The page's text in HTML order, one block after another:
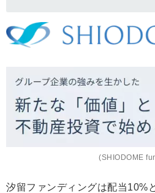
(SHIODOME
汐留ファンディングは配当10%